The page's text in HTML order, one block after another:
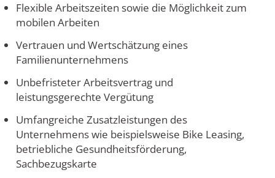
Flexible Arbeitszeiten sowie die Möglichkeit zum
mobilen Arbeiten
Vertrauen und Wertschätzung eines
Familienunternehmens
Unbefristeter Arbeitsvertrag und
leistungsgerechte Vergütung
Umfangreiche Zusatzleistungen des
Unternehmens wie beispielsweise Bike Leasing,
betriebliche Gesundheitsförderung,
Sachbezugskarte